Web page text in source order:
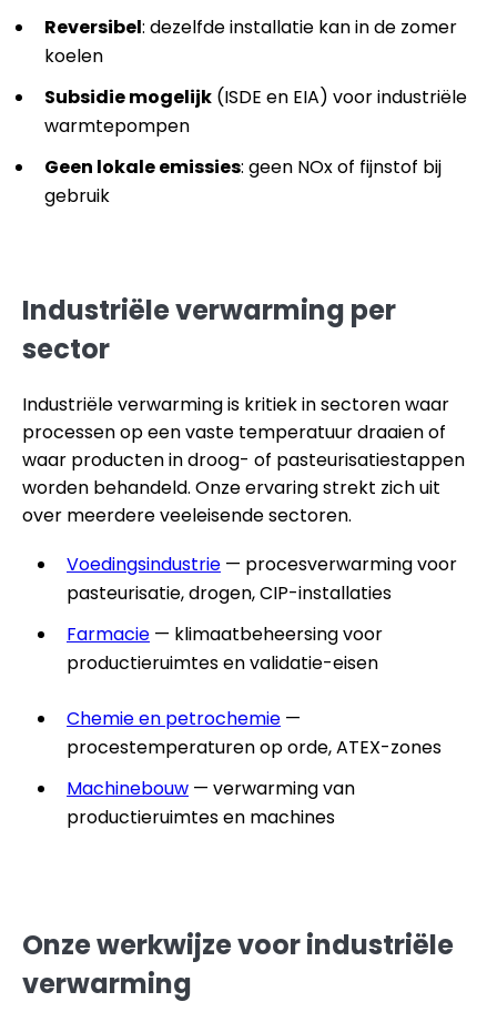
Reversibel: dezelfde installatie kan in de zomer
koelen
Subsidie mogelijk (ISDE en EIA) voor industriële
warmtepompen
Geen lokale emissies: geen NOx of fijnstof bij
gebruik
Industriële verwarming per
sector
Industriële verwarming is kritiek in sectoren waar
processen op een vaste temperatuur draaien of
waar producten in droog- of pasteurisatiestappen
worden behandeld. Onze ervaring strekt zich uit
over meerdere veeleisende sectoren.
Voedingsindustrie — procesverwarming voor
pasteurisatie, drogen, CIP-installaties
Farmacie — klimaatbeheersing voor
productieruimtes en validatie-eisen
Chemie en petrochemie —
procestemperaturen op orde, ATEX-zones
Machinebouw — verwarming van
productieruimtes en machines
Onze werkwijze voor industriële
verwarming